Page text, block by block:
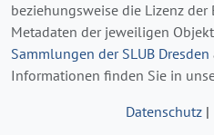
beziehungsweise die Lizenz
Metadaten der jeweiligen
Sammlungen der SLUB Dresden
Informationen finden Sie in
Datenschutz |